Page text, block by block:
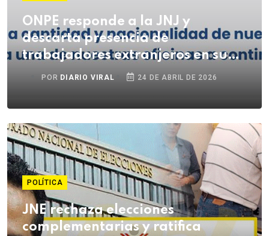
ONPE responde a la JNJ y
descarta presencia de
trabajadores extranjeros en su
institución
POR DIARIO VIRAL 24 DE ABRIL DE 2026
POLÍTICA
JNE rechaza elecciones
complementarias y ratifica